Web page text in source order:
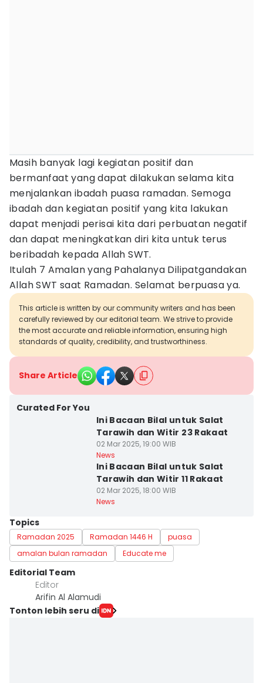
Masih banyak lagi kegiatan positif dan
bermanfaat yang dapat dilakukan selama kita
menjalankan ibadah puasa ramadan. Semoga
ibadah dan kegiatan positif yang kita lakukan
dapat menjadi perisai kita dari perbuatan negatif
dan dapat meningkatkan diri kita untuk terus
beribadah kepada Allah SWT.
Itulah 7 Amalan yang Pahalanya Dilipatgandakan
Allah SWT saat Ramadan. Selamat berpuasa ya.
This article is written by our community writers and has been
carefully reviewed by our editorial team. We strive to provide
the most accurate and reliable information, ensuring high
standards of quality, credibility, and trustworthiness.
Share Article
Curated For You
Ini Bacaan Bilal untuk Salat
Tarawih dan Witir 23 Rakaat
02 Mar 2025, 19:00 WIB
News
Ini Bacaan Bilal untuk Salat
Tarawih dan Witir 11 Rakaat
02 Mar 2025, 18:00 WIB
News
Topics
Ramadan 2025 Ramadan 1446 H
puasa
amalan bulan ramadan
Educate me
Editorial Team
Editor
Arifin Al Alamudi
Tonton lebih seru di